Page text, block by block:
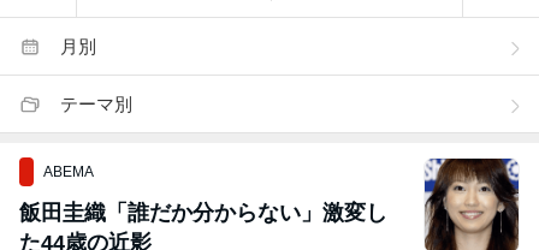
月別
テーマ別
ABEMA
飯田圭織「誰だか分からない」激変し
た44歳の近影